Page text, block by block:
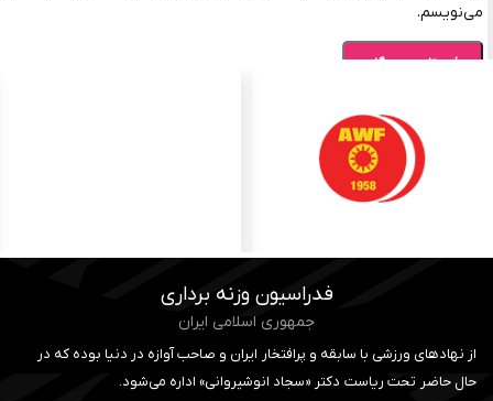
می‌نویسم.
فدراسیون وزنه برداری
جمهوری اسلامی ایران
از نهادهای ورزشی با سابقه و پرافتخار ایران و صاحب آوازه در دنیا بوده که در
حال حاضر تحت ریاست دکتر «سجاد انوشیروانی» اداره می‌شود.